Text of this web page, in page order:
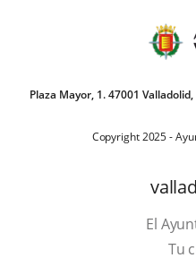
Plaza Mayor, 1. 47001
Copyright 2025 -
El
Tu